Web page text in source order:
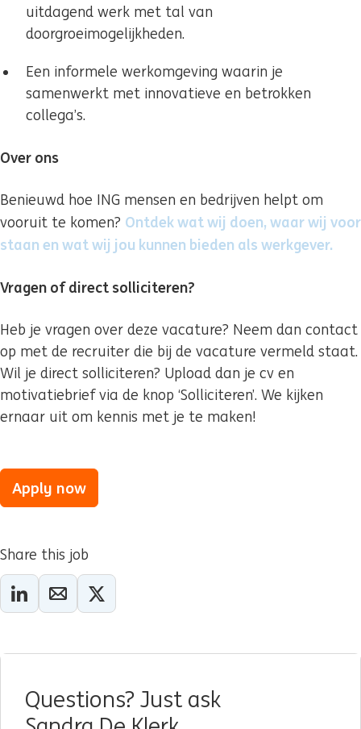
uitdagend werk met tal van
doorgroeimogelijkheden.
Een informele werkomgeving waarin je
samenwerkt met innovatieve en betrokken
collega’s.
Over ons
Benieuwd hoe ING mensen en bedrijven helpt om
vooruit te komen? Ontdek wat wij doen, waar wij voor
staan en wat wij jou kunnen bieden als werkgever.
Vragen of direct solliciteren?
Heb je vragen over deze vacature? Neem dan contact
op met de recruiter die bij de vacature vermeld staat.
Wil je direct solliciteren? Upload dan je cv en
motivatiebrief via de knop ‘Solliciteren’. We kijken
ernaar uit om kennis met je te maken!
Apply now
Share this job
Questions? Just ask